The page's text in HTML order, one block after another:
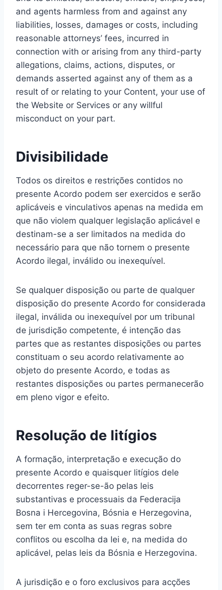
and agents harmless from and against any
liabilities, losses, damages or costs, including
reasonable attorneys’ fees, incurred in
connection with or arising from any third-party
allegations, claims, actions, disputes, or
demands asserted against any of them as a
result of or relating to your Content, your use of
the Website or Services or any willful
misconduct on your part.
Divisibilidade
Todos os direitos e restrições contidos no
presente Acordo podem ser exercidos e serão
aplicáveis e vinculativos apenas na medida em
que não violem qualquer legislação aplicável e
destinam-se a ser limitados na medida do
necessário para que não tornem o presente
Acordo ilegal, inválido ou inexequível.
Se qualquer disposição ou parte de qualquer
disposição do presente Acordo for considerada
ilegal, inválida ou inexequível por um tribunal
de jurisdição competente, é intenção das
partes que as restantes disposições ou partes
constituam o seu acordo relativamente ao
objeto do presente Acordo, e todas as
restantes disposições ou partes permanecerão
em pleno vigor e efeito.
Resolução de litígios
A formação, interpretação e execução do
presente Acordo e quaisquer litígios dele
decorrentes reger-se-ão pelas leis
substantivas e processuais da Federacija
Bosna i Hercegovina, Bósnia e Herzegovina,
sem ter em conta as suas regras sobre
conflitos ou escolha da lei e, na medida do
aplicável, pelas leis da Bósnia e Herzegovina.
A jurisdição e o foro exclusivos para acções